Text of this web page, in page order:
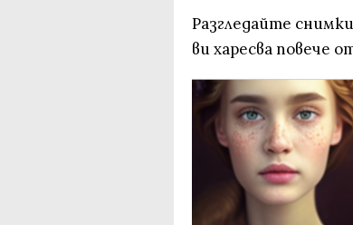
Разгледайте
ви харесва повече